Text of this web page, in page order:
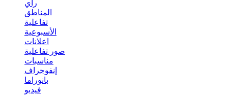
رأي
المناطق
تفاعلية
الأسبوعية
اعلانات
صور تفاعلية
مناسبات
إنفوجراف
بانوراما
فيديو